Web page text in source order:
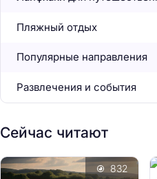
Пляжный отдых
Популярные направления
Развлечения и события
Сейчас читают
832